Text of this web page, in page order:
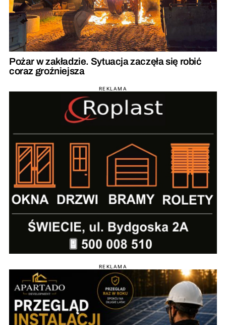
Pożar w zakładzie. Sytuacja zaczęła się robić
coraz groźniejsza
REKLAMA
REKLAMA